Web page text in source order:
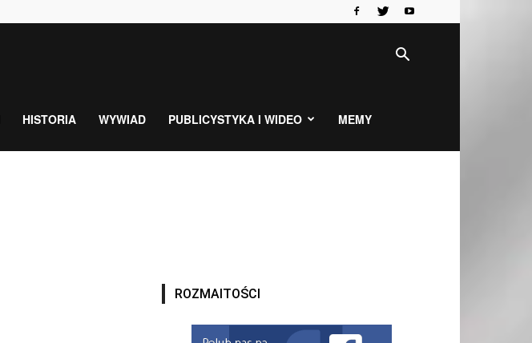
HISTORIA WYWIAD PUBLICYSTYKA I WIDEO MEMY
ROZMAITOŚCI